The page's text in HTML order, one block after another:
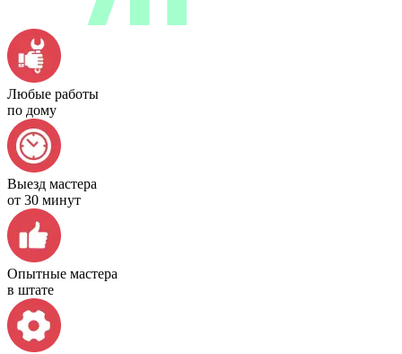
Любые работы
по дому
Выезд мастера
от 30 минут
Опытные мастера
в штате